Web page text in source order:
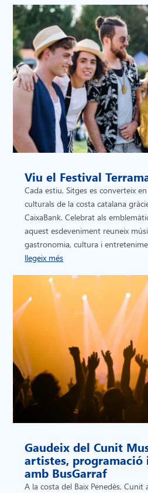
Viu el Festival
Cada estiu, Sitges es converteix
culturals de la costa catalana
CaixaBank. Celebrat als
aquest esdeveniment reuneix
gastronomia, cultura i
llegeix més
Gaudeix del Cunit
artistes,
amb BusGarraf
A la costa del Baix Penedès,